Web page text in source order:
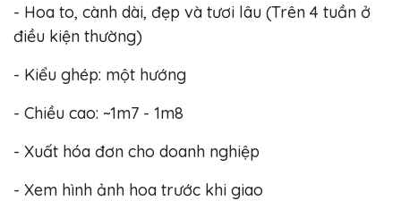
- Hoa to, cành dài, đẹp và tươi lâu (Trên 4 tuần ở
điều kiện thường)
- Kiểu ghép: một hướng
- Chiều cao: ~1m7 - 1m8
- Xuất hóa đơn cho doanh nghiệp
- Xem hình ảnh hoa trước khi giao